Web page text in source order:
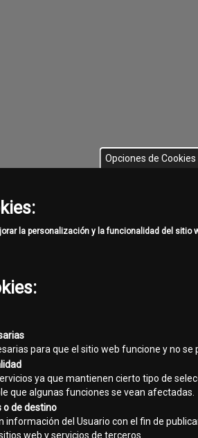
Opciones de Cookies
la personalización y la funcionalidad del sitio
para que el sitio web funcione y no
ya que mantienen cierto tipo de
que algunas funciones se vean afectadas.
o de destino
información del Usuario con el fin de
web y servicios de terceros.